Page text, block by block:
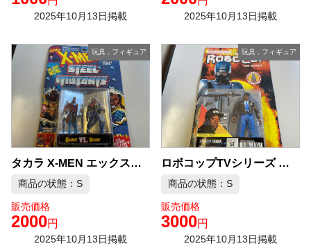
2025年10月13日掲載 2025年10月13日掲載
玩具, フィギュア
タカラ X-MEN エックスメン スチールコレクション 4
商品の状態：S
販売価格
2000円
2025年10月13日掲載
玩具 フィギュア
ロボコップTVシリーズ アクション人形 スタンパークス巡査部長
商品の状態：S
販売価格
3000円
2025年10月13日掲載